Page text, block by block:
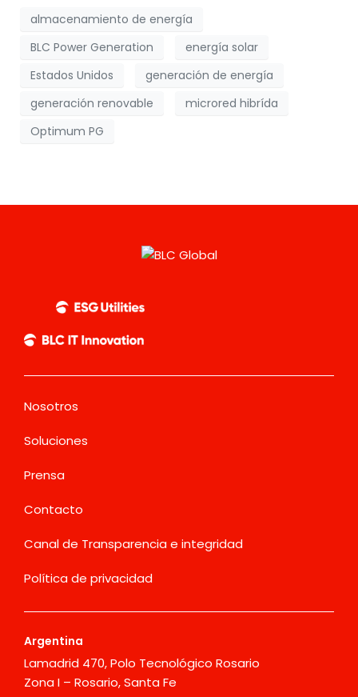
almacenamiento de energía
BLC Power Generation
energía solar
Estados Unidos
generación de energía
generación renovable
microred hibrída
Optimum PG
Nosotros
Soluciones
Prensa
Contacto
Canal de Transparencia e integridad
Política de privacidad
Argentina
Lamadrid 470, Polo Tecnológico Rosario
Zona I – Rosario, Santa Fe